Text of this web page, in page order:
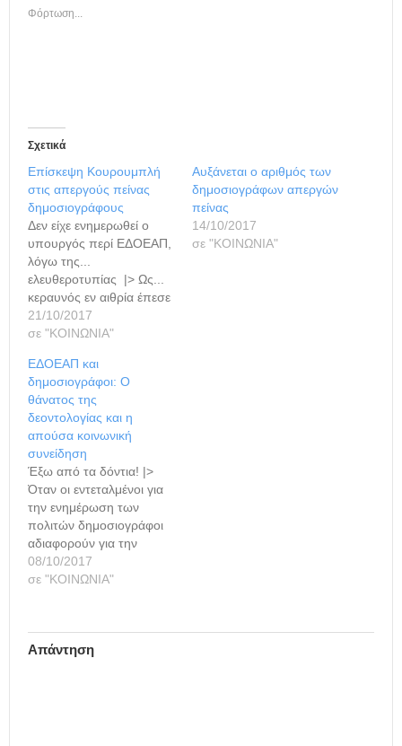
Φόρτωση...
Σχετικά
Επίσκεψη Κουρουμπλή
στις απεργούς πείνας
δημοσιογράφους
Δεν είχε ενημερωθεί ο
υπουργός περί ΕΔΟΕΑΠ,
λόγω της...
ελευθεροτυπίας |> Ως...
κεραυνός εν αιθρία έπεσε
η είδηση ότι ο
Παναγιώτης
τα είπε με τις
δημοσιογράφους
απεργούς πείνας, που
μέρες τώρα εκφράζουν με
αυτόν τον τρόπο την
διαμαρτυρία τους για να
μην γίνει παρελθόν ο
ΕΔΟΕΑΠ. Ο υπουργός…
21/10/2017
σε "ΚΟΙΝΩΝΙΑ"
Αυξάνεται ο αριθμός των
δημοσιογράφων απεργών
πείνας
14/10/2017
σε "ΚΟΙΝΩΝΙΑ"
ΕΔΟΕΑΠ και
δημοσιογράφοι: Ο
θάνατος της
δεοντολογίας και η
απούσα κοινωνική
συνείδηση
Έξω από τα δόντια! |>
Όταν οι εντεταλμένοι για
την ενημέρωση των
πολιτών δημοσιογράφοι
αδιαφορούν για την
ιατροφαρμακευτική
περίθαλψη των ίδιων και
μένουν απαθείς σε
απεργία πείνας
08/10/2017
σε "ΚΟΙΝΩΝΙΑ"
Απάντηση